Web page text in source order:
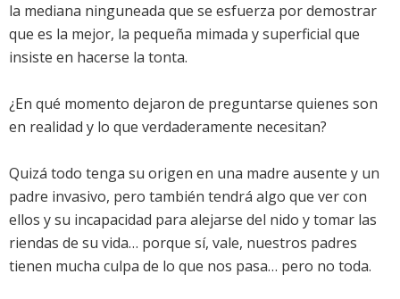
la mediana ninguneada que se esfuerza por demostrar
que es la mejor, la pequeña mimada y superficial que
insiste en hacerse la tonta.
¿En qué momento dejaron de preguntarse quienes son
en realidad y lo que verdaderamente necesitan?
Quizá todo tenga su origen en una madre ausente y un
padre invasivo, pero también tendrá algo que ver con
ellos y su incapacidad para alejarse del nido y tomar las
riendas de su vida… porque sí, vale, nuestros padres
tienen mucha culpa de lo que nos pasa… pero no toda.